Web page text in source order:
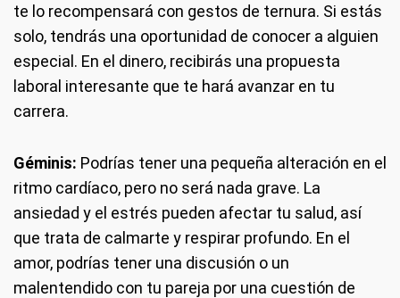
te lo recompensará con gestos de ternura. Si estás
solo, tendrás una oportunidad de conocer a alguien
especial. En el dinero, recibirás una propuesta
laboral interesante que te hará avanzar en tu
carrera.
Géminis: Podrías tener una pequeña alteración en el
ritmo cardíaco, pero no será nada grave. La
ansiedad y el estrés pueden afectar tu salud, así
que trata de calmarte y respirar profundo. En el
amor, podrías tener una discusión o un
malentendido con tu pareja por una cuestión de